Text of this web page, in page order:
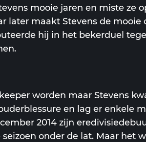
mooie jaren en miste ze
later maakt Stevens de mooie
hij in het bekerduel
worden maar Stevens
en lag er enkele
2014 zijn
onder de lat. Maar het